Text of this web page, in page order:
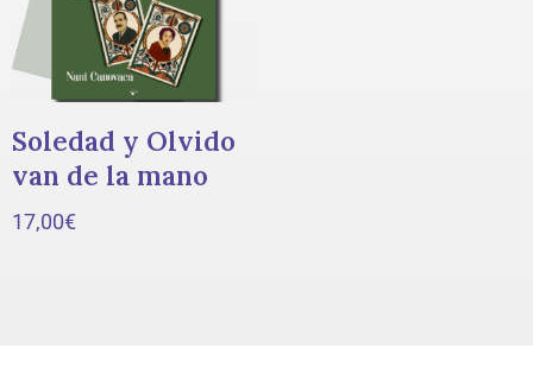
Soledad y Olvido
van de la mano
17,00€